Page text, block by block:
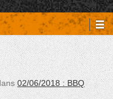
et custom, boutique, pièces
02/06/2018 : BBQ